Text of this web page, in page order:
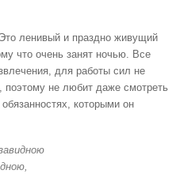
ленивый и праздно живущий
что очень занят ночью. Все
для работы сил не
поэтому не любит даже смотреть
которыми он